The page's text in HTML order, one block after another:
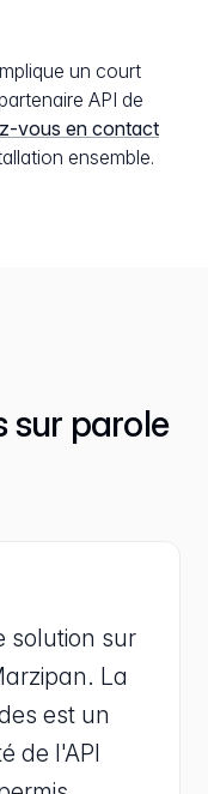
un court
API de
vous en contact
ensemble.
sur parole
solution sur
La
est un
de l'API